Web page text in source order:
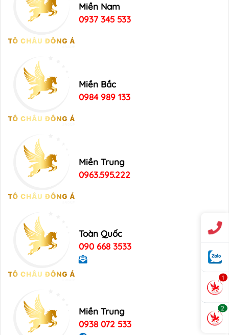
Miền Nam
0937 345 533
Miền Bắc
0984 989 133
Miền Trung
0963.595.222
Toàn Quốc
090 668 3533
Miền Trung
0938 072 533
1
2